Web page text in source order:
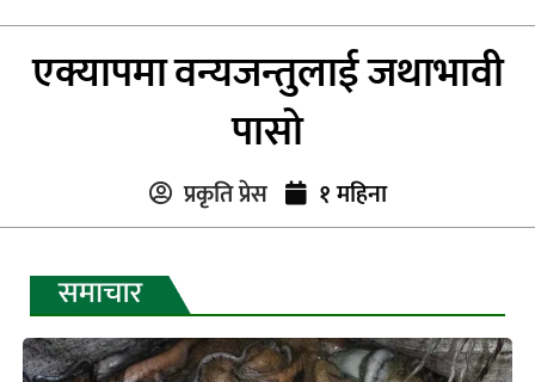
एक्यापमा वन्यजन्तुलाई जथाभावी
पासो
प्रकृति प्रेस १ महिना